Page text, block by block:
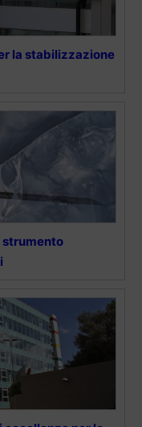
la stabilizzazione
strumento